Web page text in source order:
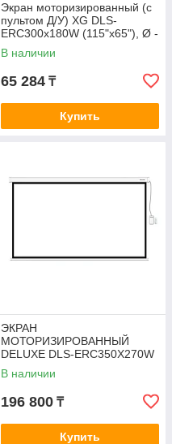
Экран моторизированный (с
пультом Д/У) XG DLS-
ERC300x180W (115"х65"), Ø -
137", 16:9
В наличии
65 284 ₸
Купить
ЭКРАН
МОТОРИЗИРОВАННЫЙ
DELUXE DLS-ERС350X270W
В наличии
196 800 ₸
Купить